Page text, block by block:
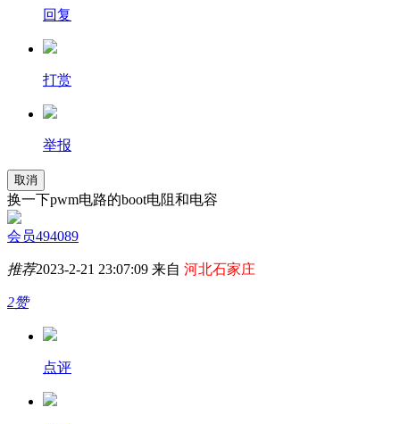
回复
打赏
举报
取消
换一下pwm电路的boot电阻和电容
会员494089
推荐2023-2-21 23:07:09 来自 河北石家庄
2赞
点评